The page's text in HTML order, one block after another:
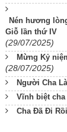
Nén hương
Giỗ lần thứ IV
(29/07/2025)
Mừng Kỷ
(28/07/2025)
Người Cha
Vĩnh biệt cha
Cha Đã Đi